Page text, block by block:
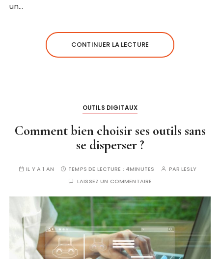
un…
CONTINUER LA LECTURE
OUTILS DIGITAUX
Comment bien choisir ses outils sans
se disperser ?
IL Y A 1 AN TEMPS DE LECTURE : 4MINUTES PARLESLY
LAISSEZ UN COMMENTAIRE